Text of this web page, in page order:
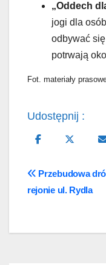
„Oddech
jogi dla
odbywać
potrwają
Fot. materiały
Udostępnij :
wpisu
Przebudowa
rejonie ul. Rydla